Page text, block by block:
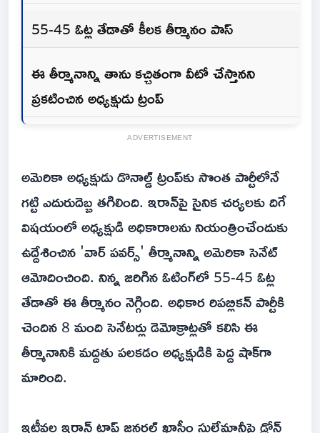
55-45 ఓట్ల తేడాతో కీలక తీర్మానం పాస్
ఈ తీర్మానాన్ని తాను కచ్చితంగా వీటో చేస్తానని
ప్రకటించిన అధ్యక్షుడు ట్రంప్
ADVERTISEMENT
అమెరికా అధ్యక్షుడు డొనాల్డ్ ట్రంప్‌కు సొంత పార్టీలోనే
గట్టి ఎదురుదెబ్బ తగిలింది. ఇరాన్‌పై సైనిక చర్యలకు దిగే
విషయంలో అధ్యక్షుడి అధికారాలను నియంత్రించేందుకు
ఉద్దేశించిన 'వార్ పవర్స్' తీర్మానాన్ని అమెరికా సెనేట్
ఆమోదించింది. నిన్న జరిగిన ఓటింగ్‌లో 55-45 ఓట్ల
తేడాతో ఈ తీర్మానం నెగ్గింది. అధికార రిపబ్లికన్ పార్టీకి
చెందిన 8 మంది సెనేటర్లు డెమోక్రాట్లతో కలిసి ఈ
తీర్మానానికి మద్దతు పలకడం అధ్యక్షుడికి పెద్ద షాక్‌గా
మారింది.
ఇటీవల ఇరాన్ టాప్ జనరల్ ఖాసీం సులేమానీపై డ్రోన్